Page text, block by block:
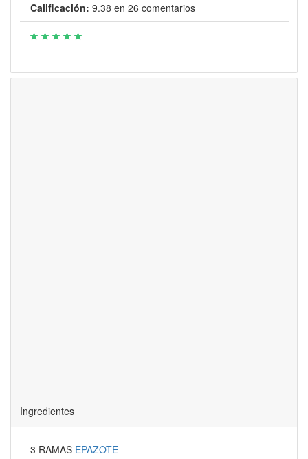
Calificación: 9.38 en 26 comentarios
Ingredientes
3 RAMAS EPAZOTE